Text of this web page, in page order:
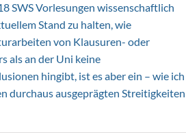
SWS Vorlesungen wissenschaftlich
Stand zu halten, wie
von Klausuren- oder
als an der Uni keine
hingibt, ist es aber ein – wie ich
durchaus ausgeprägten Streitigkeiten